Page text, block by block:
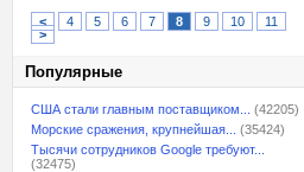
< 4 5 6 7 8 9 10
11
>
Популярные
США стали главным поставщиком...
(42205)
Морские сражения, крупнейшая...
(35424)
Тысячи сотрудников Google требуют...
(32475)